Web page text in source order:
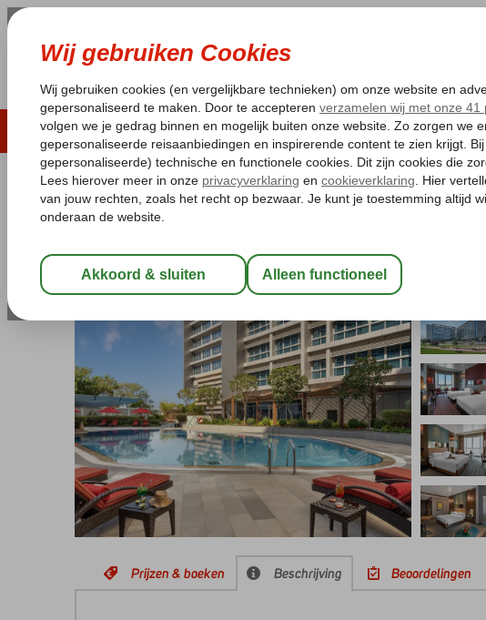
LAST MINUTE ZOMER 2026 ZONVAKANTIE
Pakketgarantie Laagsteprijsgarantie* Gratis annuleren*
Home
Verenigde Arabische Emiraten
Park Rotana Abu Dhabi
Logies en ontbijt-Hotel
Prijzen & boeken Beschrijving Beoordelingen